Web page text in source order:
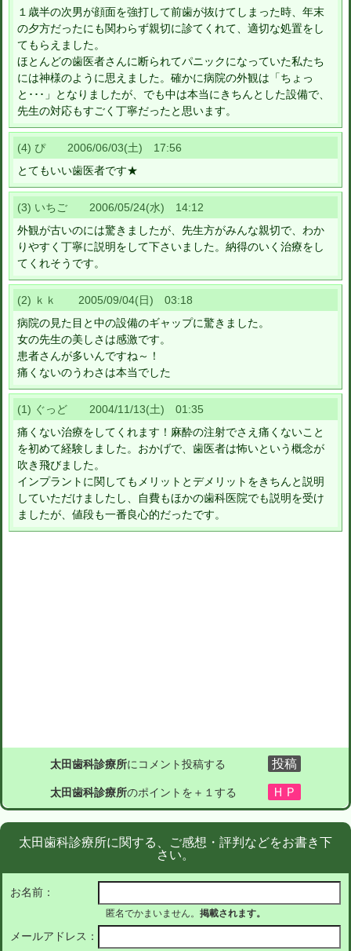
１歳半の次男が顔面を強打して前歯が抜けてしまった時、年末
の夕方だったにも関わらず親切に診てくれて、適切な処置をし
てもらえました。
ほとんどの歯医者さんに断られてパニックになっていた私たち
には神様のように思えました。確かに病院の外観は「ちょっ
と･･･」となりましたが、でも中は本当にきちんとした設備で、
先生の対応もすごく丁寧だったと思います。
(4) ぴ 2006/06/03(土) 17:56
とてもいい歯医者です★
(3) いちご 2006/05/24(水) 14:12
外観が古いのには驚きましたが、先生方がみんな親切で、わか
りやすく丁寧に説明をして下さいました。納得のいく治療をし
てくれそうです。
(2) ｋｋ 2005/09/04(日) 03:18
病院の見た目と中の設備のギャップに驚きました。
女の先生の美しさは感激です。
患者さんが多いんですね～！
痛くないのうわさは本当でした
(1) ぐっど 2004/11/13(土) 01:35
痛くない治療をしてくれます！麻酔の注射でさえ痛くないこと
を初めて経験しました。おかげで、歯医者は怖いという概念が
吹き飛びました。
インプラントに関してもメリットとデメリットをきちんと説明
していただけましたし、自費もほかの歯科医院でも説明を受け
ましたが、値段も一番良心的だったです。
太田歯科診療所にコメント投稿する
太田歯科診療所のポイントを＋１する
太田歯科診療所に関する、ご感想・評判などをお書き下
さい。
お名前：
匿名でかまいません。 掲載されます。
メールアドレス：